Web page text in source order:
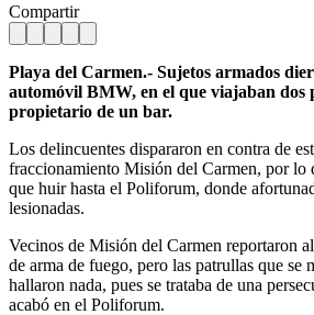
Compartir
Playa del Carmen.- Sujetos armados
automóvil BMW, en el que viajaban dos
propietario de un bar.
Los delincuentes dispararon en contra de
fraccionamiento Misión del Carmen, por lo
que huir hasta el Poliforum, donde
lesionadas.
Vecinos de Misión del Carmen reportaron
de arma de fuego, pero las patrullas que
hallaron nada, pues se trataba de una
acabó en el Poliforum.